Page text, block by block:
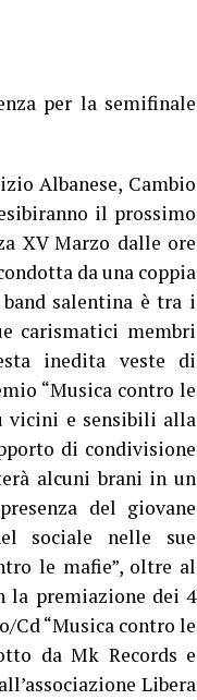
per la semifinale
Albanese, Cambio
il prossimo
XV Marzo dalle ore
da una coppia
salentina è tra i
carismatici membri
inedita veste di
“Musica contro le
vicini e sensibili alla
di condivisione
alcuni brani in un
del giovane
sociale nelle sue
le mafie”, oltre al
la premiazione dei 4
“Musica contro le
da Mk Records e
Libera